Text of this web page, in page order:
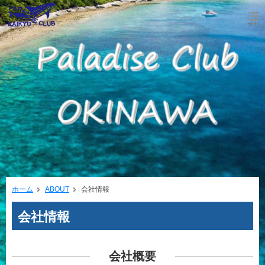
ホーム ABOUT 会社情報
会社情報
会社概要